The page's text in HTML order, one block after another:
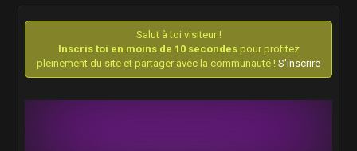
Salut à toi visiteur !
Inscris toi en moins de 10 secondespour profitez
pleinement du site et partager avec la communauté ! S'inscrire